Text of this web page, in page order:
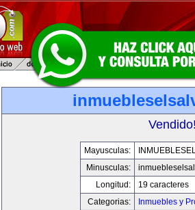
Vendido!
Mayusculas:
Minusculas:
Longitud:
19 caracteres
Categorias:
Inmuebles y